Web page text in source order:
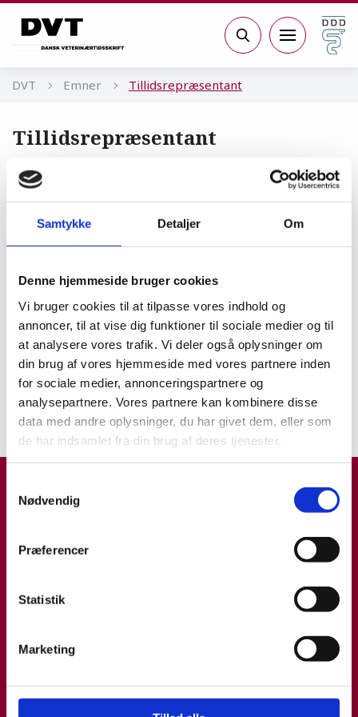
Samtykke Detaljer Om
Denne hjemmeside bruger cookies
Vi bruger cookies til at tilpasse vores indhold og
annoncer, til at vise dig funktioner til sociale medier og til
at analysere vores trafik. Vi deler også oplysninger om
din brug af vores hjemmeside med vores partnere inden
for sociale medier, annonceringspartnere og
analysepartnere. Vores partnere kan kombinere disse
data med andre oplysninger, du har givet dem, eller som
de har indsamlet fra din brug af deres tjenester.
Nødvendig
Præferencer
Statistik
Marketing
Søg
DVT Emner Tillidsrepræsentant
Tillidsrepræsentant
Tillidsrepræsentant
Tillidshvervet kræver tid,
INTERVIEW
Arbejdsplads
»Vi er faktisk ret stolte over, at
vi har fået den her klub op at
stå«
10.10.18 INTERVIEW